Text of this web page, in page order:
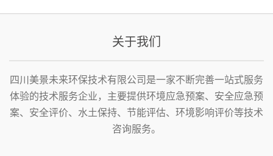
关于我们
四川美景未来环保技术有限公司是一家不断完善一站式服务
体验的技术服务企业，主要提供环境应急预案、安全应急预
案、安全评价、水土保持、节能评估、环境影响评价等技术
咨询服务。